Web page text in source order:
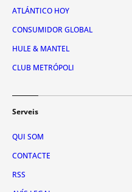
ATLÁNTICO HOY
CONSUMIDOR GLOBAL
HULE & MANTEL
CLUB METRÓPOLI
Serveis
QUI SOM
CONTACTE
RSS